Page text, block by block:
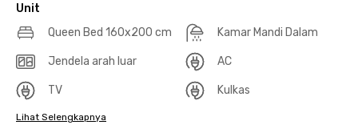
Unit
Queen Bed 160x200 cm
Kamar Mandi Dalam
Jendela arah luar AC
TV Kulkas
Lihat Selengkapnya